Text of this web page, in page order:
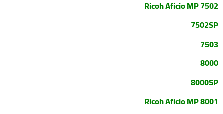
Ricoh Aficio MP 7502
7502SP
7503
8000
8000SP
Ricoh Aficio MP 8001